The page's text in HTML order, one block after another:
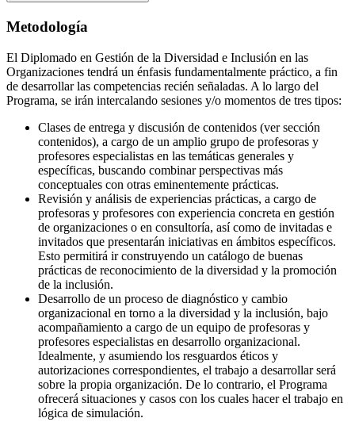
Metodología
El Diplomado en Gestión de la Diversidad e Inclusión en las
Organizaciones tendrá un énfasis fundamentalmente práctico, a fin
de desarrollar las competencias recién señaladas. A lo largo del
Programa, se irán intercalando sesiones y/o momentos de tres tipos:
Clases de entrega y discusión de contenidos (ver sección
contenidos), a cargo de un amplio grupo de profesoras y
profesores especialistas en las temáticas generales y
específicas, buscando combinar perspectivas más
conceptuales con otras eminentemente prácticas.
Revisión y análisis de experiencias prácticas, a cargo de
profesoras y profesores con experiencia concreta en gestión
de organizaciones o en consultoría, así como de invitadas e
invitados que presentarán iniciativas en ámbitos específicos.
Esto permitirá ir construyendo un catálogo de buenas
prácticas de reconocimiento de la diversidad y la promoción
de la inclusión.
Desarrollo de un proceso de diagnóstico y cambio
organizacional en torno a la diversidad y la inclusión, bajo
acompañamiento a cargo de un equipo de profesoras y
profesores especialistas en desarrollo organizacional.
Idealmente, y asumiendo los resguardos éticos y
autorizaciones correspondientes, el trabajo a desarrollar será
sobre la propia organización. De lo contrario, el Programa
ofrecerá situaciones y casos con los cuales hacer el trabajo en
lógica de simulación.